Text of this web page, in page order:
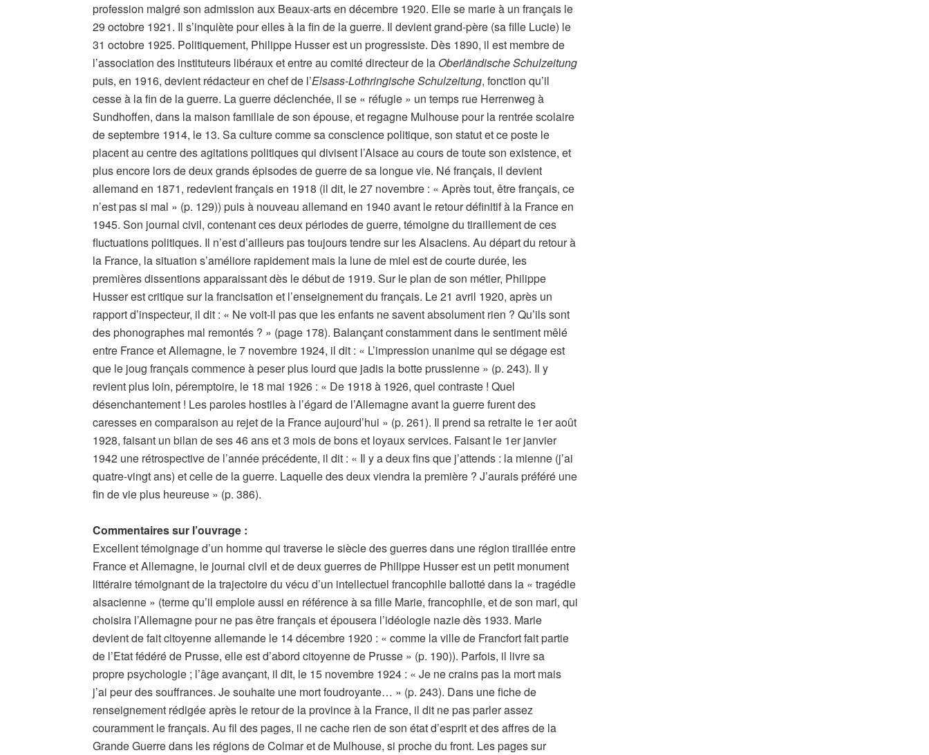
profession malgré son admission aux Beaux-arts en décembre 1920. Elle se marie à un français le
29 octobre 1921. Il s’inquiète pour elles à la fin de la guerre. Il devient grand-père (sa fille Lucie) le
31 octobre 1925. Politiquement, Philippe Husser est un progressiste. Dès 1890, il est membre de
l’association des instituteurs libéraux et entre au comité directeur de la Oberländische Schulzeitung
puis, en 1916, devient rédacteur en chef de l’Elsass-Lothringische Schulzeitung, fonction qu’il
cesse à la fin de la guerre. La guerre déclenchée, il se « réfugie » un temps rue Herrenweg à
Sundhoffen, dans la maison familiale de son épouse, et regagne Mulhouse pour la rentrée scolaire
de septembre 1914, le 13. Sa culture comme sa conscience politique, son statut et ce poste le
placent au centre des agitations politiques qui divisent l’Alsace au cours de toute son existence, et
plus encore lors de deux grands épisodes de guerre de sa longue vie. Né français, il devient
allemand en 1871, redevient français en 1918 (il dit, le 27 novembre : « Après tout, être français, ce
n’est pas si mal » (p. 129)) puis à nouveau allemand en 1940 avant le retour définitif à la France en
1945. Son journal civil, contenant ces deux périodes de guerre, témoigne du tiraillement de ces
fluctuations politiques. Il n’est d’ailleurs pas toujours tendre sur les Alsaciens. Au départ du retour à
la France, la situation s’améliore rapidement mais la lune de miel est de courte durée, les
premières dissentions apparaissant dès le début de 1919. Sur le plan de son métier, Philippe
Husser est critique sur la francisation et l’enseignement du français. Le 21 avril 1920, après un
rapport d’inspecteur, il dit : « Ne voit-il pas que les enfants ne savent absolument rien ? Qu’ils sont
des phonographes mal remontés ? » (page 178). Balançant constamment dans le sentiment mêlé
entre France et Allemagne, le 7 novembre 1924, il dit : « L’impression unanime qui se dégage est
que le joug français commence à peser plus lourd que jadis la botte prussienne » (p. 243). Il y
revient plus loin, péremptoire, le 18 mai 1926 : « De 1918 à 1926, quel contraste ! Quel
désenchantement ! Les paroles hostiles à l’égard de l’Allemagne avant la guerre furent des
caresses en comparaison au rejet de la France aujourd’hui » (p. 261). Il prend sa retraite le 1er août
1928, faisant un bilan de ses 46 ans et 3 mois de bons et loyaux services. Faisant le 1er janvier
1942 une rétrospective de l’année précédente, il dit : « Il y a deux fins que j’attends : la mienne (j’ai
quatre-vingt ans) et celle de la guerre. Laquelle des deux viendra la première ? J’aurais préféré une
fin de vie plus heureuse » (p. 386).
Commentaires sur l’ouvrage :
Excellent témoignage d’un homme qui traverse le siècle des guerres dans une région tiraillée entre
France et Allemagne, le journal civil et de deux guerres de Philippe Husser est un petit monument
littéraire témoignant de la trajectoire du vécu d’un intellectuel francophile ballotté dans la « tragédie
alsacienne » (terme qu’il emploie aussi en référence à sa fille Marie, francophile, et de son mari, qui
choisira l’Allemagne pour ne pas être français et épousera l’idéologie nazie dès 1933. Marie
devient de fait citoyenne allemande le 14 décembre 1920 : « comme la ville de Francfort fait partie
de l’Etat fédéré de Prusse, elle est d’abord citoyenne de Prusse » (p. 190)). Parfois, il livre sa
propre psychologie ; l’âge avançant, il dit, le 15 novembre 1924 : « Je ne crains pas la mort mais
j’ai peur des souffrances. Je souhaite une mort foudroyante… » (p. 243). Dans une fiche de
renseignement rédigée après le retour de la province à la France, il dit ne pas parler assez
couramment le français. Au fil des pages, il ne cache rien de son état d’esprit et des affres de la
Grande Guerre dans les régions de Colmar et de Mulhouse, si proche du front. Les pages sur